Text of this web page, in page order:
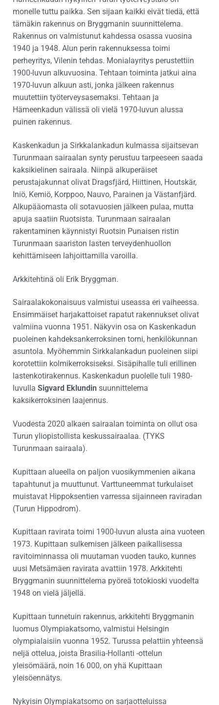
monelle tuttu paikka. Sen sijaan kaikki eivät tiedä, että
tämäkin rakennus on Bryggmanin suunnittelema.
Rakennus on valmistunut kahdessa osassa vuosina
1940 ja 1948. Alun perin rakennuksessa toimi
perheyritys, Vilenin tehdas. Monialayritys perustettiin
1900-luvun alkuvuosina. Tehtaan toiminta jatkui aina
1970-luvun alkuun asti, jonka jälkeen rakennus
muutettiin työterveysasemaksi. Tehtaan ja
Hämeenkadun välissä oli vielä 1970-luvun alussa
puinen rakennus.
Kaskenkadun ja Sirkkalankadun kulmassa sijaitsevan
Turunmaan sairaalan synty perustuu tarpeeseen saada
kaksikielinen sairaala. Niinpä alkuperäiset
perustajakunnat olivat Dragsfjärd, Hiittinen, Houtskär,
Iniö, Kemiö, Korppoo, Nauvo, Parainen ja Västanfjärd.
Alkupääomasta oli sotavuosien jälkeen pulaa, mutta
apuja saatiin Ruotsista. Turunmaan sairaalan
rakentaminen käynnistyi Ruotsin Punaisen ristin
Turunmaan saariston lasten terveydenhuollon
kehittämiseen lahjoittamilla varoilla.
Arkkitehtinä oli Erik Bryggman.
Sairaalakokonaisuus valmistui useassa eri vaiheessa.
Ensimmäiset harjakattoiset rapatut rakennukset olivat
valmiina vuonna 1951. Näkyvin osa on Kaskenkadun
puoleinen kahdeksankerroksinen torni, henkilökunnan
asuntola. Myöhemmin Sirkkalankadun puoleinen siipi
korotettiin kolmikerroksiseksi. Sisäpihalle tuli erillinen
lastenkotirakennus. Kaskenkadun puolelle tuli 1980-
luvulla Sigvard Eklundin suunnittelema
kaksikerroksinen laajennus.
Vuodesta 2020 alkaen sairaalan toiminta on ollut osa
Turun yliopistollista keskussairaalaa. (TYKS
Turunmaan sairaala).
Kupittaan alueella on paljon vuosikymmenien aikana
tapahtunut ja muuttunut. Varttuneemmat turkulaiset
muistavat Hippoksentien varressa sijainneen raviradan
(Turun Hippodrom).
Kupittaan ravirata toimi 1900-luvun alusta aina vuoteen
1973. Kupittaan sulkemisen jälkeen paikallisessa
ravitoiminnassa oli muutaman vuoden tauko, kunnes
uusi Metsämäen ravirata avattiin 1978. Arkkitehti
Bryggmanin suunnittelema pyöreä totokioski vuodelta
1948 on vielä jäljellä.
Kupittaan tunnetuin rakennus, arkkitehti Bryggmanin
luomus Olympiakatsomo, valmistui Helsingin
olympialaisiin vuonna 1952. Turussa pelattiin yhteensä
neljä ottelua, joista Brasilia-Hollanti -ottelun
yleisömäärä, noin 16 000, on yhä Kupittaan
yleisöennätys.
Nykyisin Olympiakatsomo on sarjaotteluissa